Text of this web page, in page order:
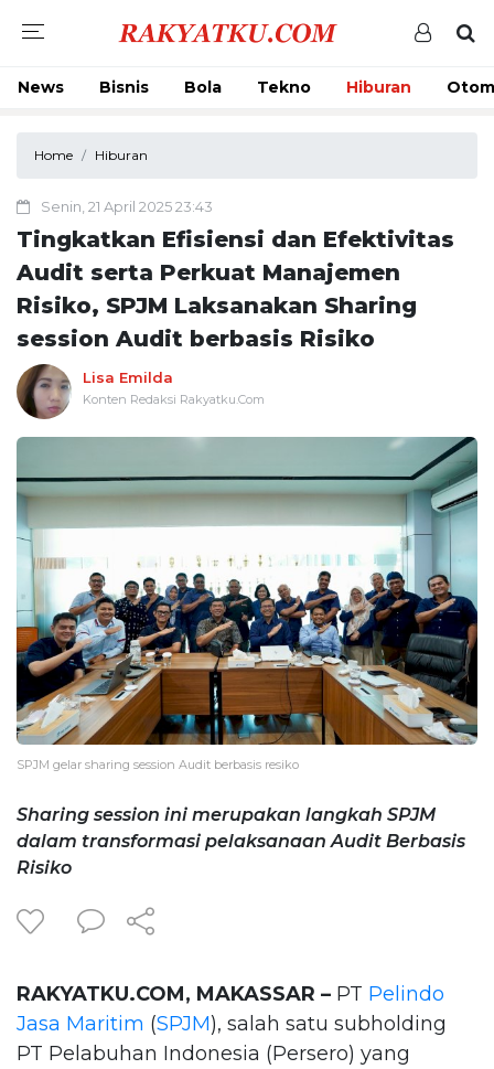
News Bisnis Bola Tekno Hiburan
Home Hiburan
Senin, 21 April 2025 23:43
Tingkatkan Efisiensi dan Efektivitas
Audit serta Perkuat Manajemen
Risiko, SPJM Laksanakan Sharing
session Audit berbasis Risiko
Lisa Emilda
Konten Redaksi Rakyatku.Com
SPJM gelar sharing session Audit berbasis resiko
Sharing session ini merupakan langkah SPJM
dalam transformasi pelaksanaan Audit Berbasis
Risiko
RAKYATKU.COM, MAKASSAR – PT Pelindo
Jasa Maritim (SPJM), salah satu subholding
PT Pelabuhan Indonesia (Persero) yang